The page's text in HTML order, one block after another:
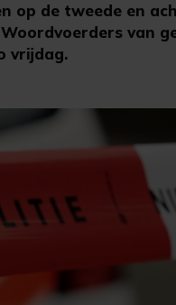
op de tweede en
van
vrijdag.